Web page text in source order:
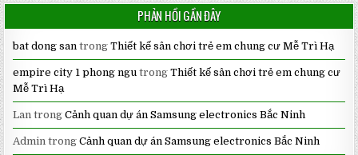
PHẢN HỒI GẦN ĐÂY
bat dong san trongThiết kế sân chơi trẻ em chung cư Mễ Trì Hạ
empire city 1 phong ngu trongThiết kế sân chơi trẻ em chung cư
Mễ Trì Hạ
Lan trongCảnh quan dự án Samsung electronics Bắc Ninh
Admin trongCảnh quan dự án Samsung electronics Bắc Ninh